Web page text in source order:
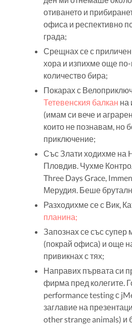
отиването и
офиса и респективно
града;
Срещнах се с
хора и изпихме още
количество бира;
Покарах с
Тетевенския балкан на
(имам си вече и
които не познавам, но
приключение;
Със Злати ходихме на
Пловдив. Чухме
Three Days Grace,
Мерудия. Беше
Разходихме се с Вик,
планина;
Запознах се със супер
(покрай офиса) и още
привикнах с тях;
Направих първата си
фирма пред колегите.
performance testing с
заглавие на
other strange animals) и